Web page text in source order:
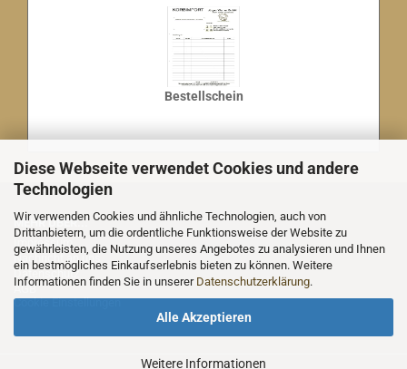
Diese Webseite verwendet Cookies und andere
Technologien
Wir verwenden Cookies und ähnliche Technologien, auch von
Drittanbietern, um die ordentliche Funktionsweise der Website zu
gewährleisten, die Nutzung unseres Angebotes zu analysieren und Ihnen
ein bestmögliches Einkaufserlebnis bieten zu können. Weitere
Informationen finden Sie in unserer Datenschutzerklärung.
Alle Akzeptieren
Weitere Informationen
Bestellschein
MEHR ÜBER...
Impressum
Nachricht an uns
Datenschutz
AGB
Cookie Einstellungen